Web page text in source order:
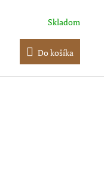
Skladom
Do košíka